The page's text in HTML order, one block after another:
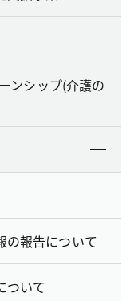
ンシップ(介護の
の報告について
ついて